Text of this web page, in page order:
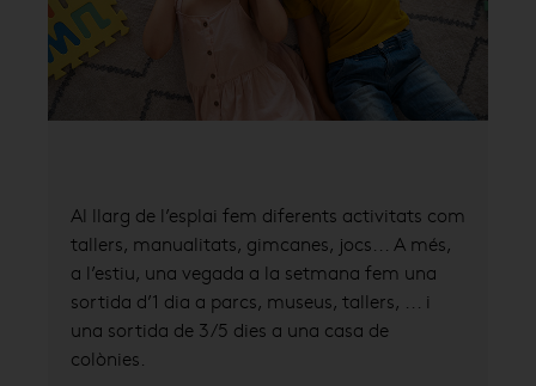
Al llarg de l’esplai fem diferents activitats com
tallers, manualitats, gimcanes, jocs... A més,
a l’estiu, una vegada a la setmana fem una
sortida d’1 dia a parcs, museus, tallers, ... i
una sortida de 3/5 dies a una casa de
colònies.